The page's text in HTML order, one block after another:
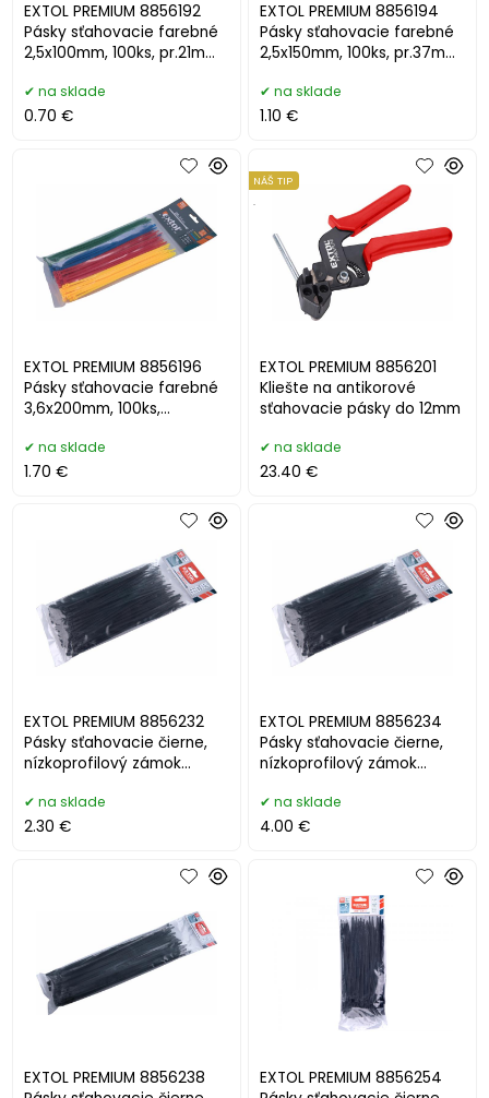
EXTOL PREMIUM 8856192
Pásky sťahovacie farebné
2,5x100mm, 100ks, pr.21mm,
na sklade
0.70 €
EXTOL PREMIUM 8856194
Pásky sťahovacie farebné
2,5x150mm, 100ks, pr.37mm,
na sklade
1.10 €
EXTOL PREMIUM 8856196
Pásky sťahovacie farebné
3,6x200mm, 100ks,
na sklade
1.70 €
EXTOL PREMIUM 8856201
Kliešte na antikorové
sťahovacie pásky do 12mm
NÁŠ TIP
.
na sklade
23.40 €
EXTOL PREMIUM 8856232
Pásky sťahovacie čierne,
nízkoprofilový zámok
na sklade
2.30 €
EXTOL PREMIUM 8856234
Pásky sťahovacie čierne,
nízkoprofilový zámok
na sklade
4.00 €
EXTOL PREMIUM 8856238
EXTOL PREMIUM 8856254